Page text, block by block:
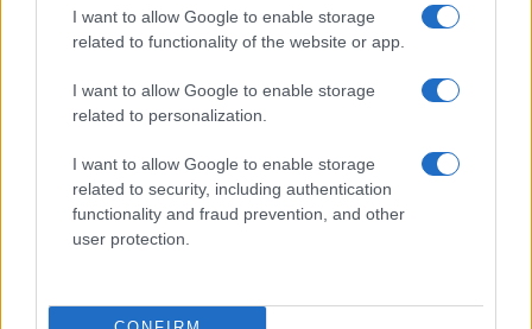
I want to allow Google to enable storage
related to functionality of the website or app.
I want to allow Google to enable storage
related to personalization.
I want to allow Google to enable storage
related to security, including authentication
functionality and fraud prevention, and other
user protection.
Ez a rejtett Samsung funkció teljesen
megváltoztatja a mobilhasználatot –
2026.07.12 | Android Central
Az Edge Panel az egyik leghasznosabb funkció, amely
jelentősen felgyorsítja a mindennapi használatot,
miközben a Pixel telefonokból továbbra is hiányzik.